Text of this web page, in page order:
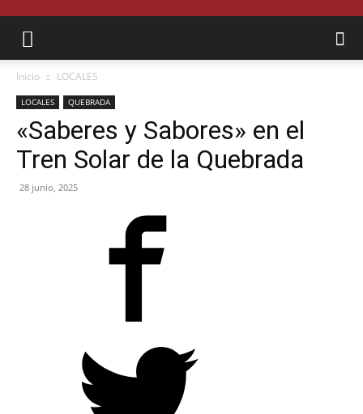
Inicio LOCALES
LOCALES QUEBRADA
«Saberes y Sabores» en el
Tren Solar de la Quebrada
28 junio, 2025